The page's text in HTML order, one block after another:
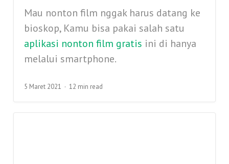
Mau nonton film nggak harus datang ke
bioskop, Kamu bisa pakai salah satu
aplikasi nonton film gratis ini di hanya
melalui smartphone.
5 Maret 2021 12 min read